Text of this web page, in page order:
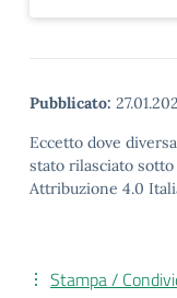
Pubblicato:
Eccetto dove
stato rilasciato
Attribuzione 4.0
Stampa /